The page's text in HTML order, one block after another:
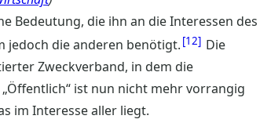
Bedeutung, die ihn an die Interessen des
jedoch die anderen benötigt. 12
Die
Zweckverband, in dem die
ist nun nicht mehr vorrangig
im Interesse aller liegt.